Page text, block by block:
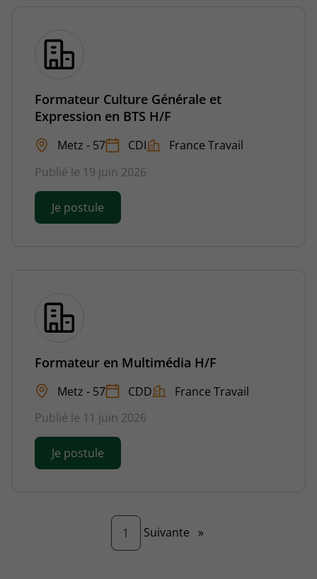
Formateur Culture Générale et
Expression en BTS H/F
Metz - 57 CDI
France Travail
Publié le 19 juin 2026
Je postule
Formateur en Multimédia H/F
Metz - 57 CDD
France Travail
Publié le 11 juin 2026
Je postule
1 Page
Suivante »